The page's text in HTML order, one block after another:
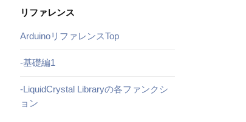
リファレンス
ArduinoリファレンスTop
-基礎編1
-LiquidCrystal Libraryの各ファンクシ
ョン